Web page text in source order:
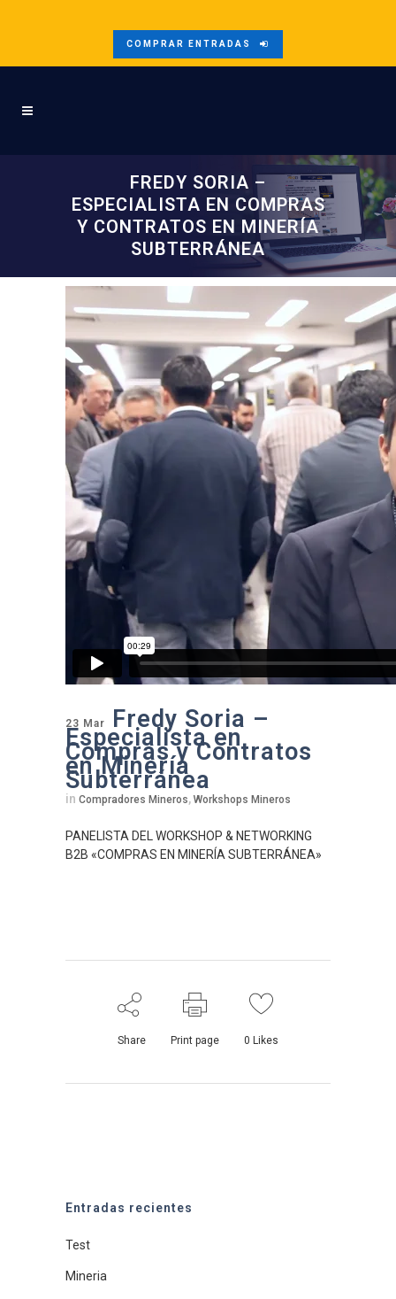
COMPRAR ENTRADAS
FREDY SORIA –
ESPECIALISTA EN COMPRAS
Y CONTRATOS EN MINERÍA
SUBTERRÁNEA
23 Mar Fredy Soria –
Especialista en
Compras y Contratos
en Minería
Subterránea
in Compradores Mineros, Workshops Mineros
PANELISTA DEL WORKSHOP & NETWORKING
B2B «COMPRAS EN MINERÍA SUBTERRÁNEA»
Share Print page 0 Likes
Entradas recientes
Test
Mineria